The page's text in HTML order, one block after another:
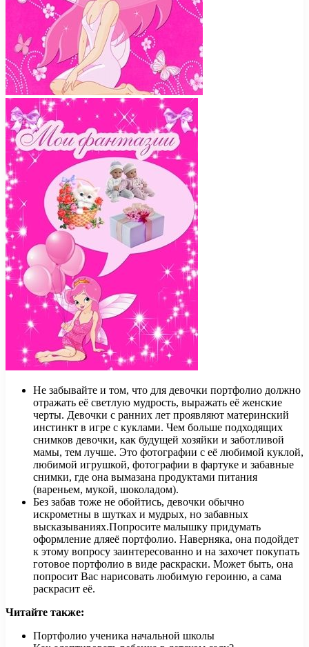
Не забывайте и том, что для девочки портфолио должно
отражать её светлую мудрость, выражать её женские
черты. Девочки с ранних лет проявляют материнский
инстинкт в игре с куклами. Чем больше подходящих
снимков девочки, как будущей хозяйки и заботливой
мамы, тем лучше. Это фотографии с её любимой куклой,
любимой игрушкой, фотографии в фартуке и забавные
снимки, где она вымазана продуктами питания
(вареньем, мукой, шоколадом).
Без забав тоже не обойтись, девочки обычно
искрометны в шутках и мудрых, но забавных
высказываниях.Попросите малышку придумать
оформление дляеё портфолио. Наверняка, она подойдет
к этому вопросу заинтересованно и на захочет покупать
готовое портфолио в виде раскраски. Может быть, она
попросит Вас нарисовать любимую героиню, а сама
раскрасит её.
Читайте также:
Портфолио ученика начальной школы